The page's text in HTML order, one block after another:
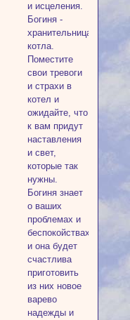
и исцеления.
Богиня -
хранительница
котла.
Поместите
свои тревоги
и страхи в
котел и
ожидайте, что
к вам придут
наставления
и свет,
которые так
нужны.
Богиня знает
о ваших
проблемах и
беспокойствах,
и она будет
счастлива
приготовить
из них новое
варево
надежды и